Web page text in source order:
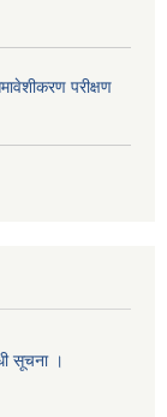
परीक्षण
सूचना ।